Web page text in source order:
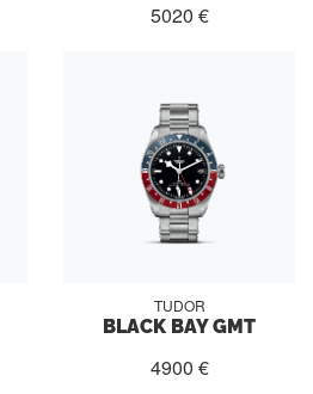
5020 €
TUDOR
BLACK BAY GMT
4900 €